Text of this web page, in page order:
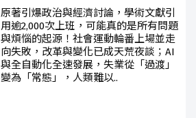
原著引爆政治與經濟討論，學術文獻引
用逾2,000次上班，可能真的是所有問題
與煩惱的起源！社會運動輪番上場並走
向失敗，改革與變化已成天荒夜談；AI
與全自動化全速發展，失業從「過渡」
變為「常態」，人類難以..